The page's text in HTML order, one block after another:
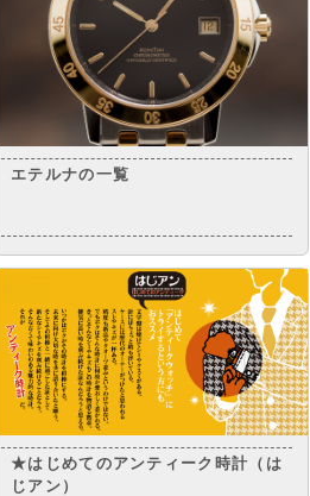
エテルナの一覧
★はじめてのアンティーク時計（は
じアン）